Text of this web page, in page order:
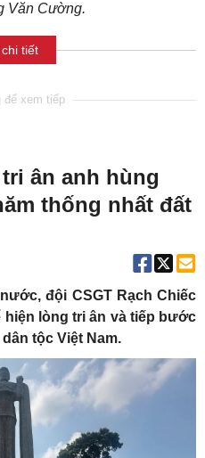
Văn Cường.
tiết
ân anh hùng
thống nhất đất
đội CSGT Rạch Chiếc
lòng tri ân và tiếp bước
tộc Việt Nam.